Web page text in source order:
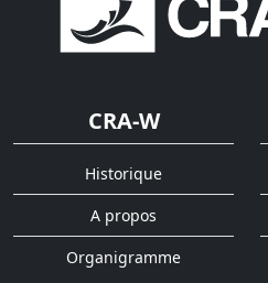
CRA-W
Historique
A propos
Organigramme